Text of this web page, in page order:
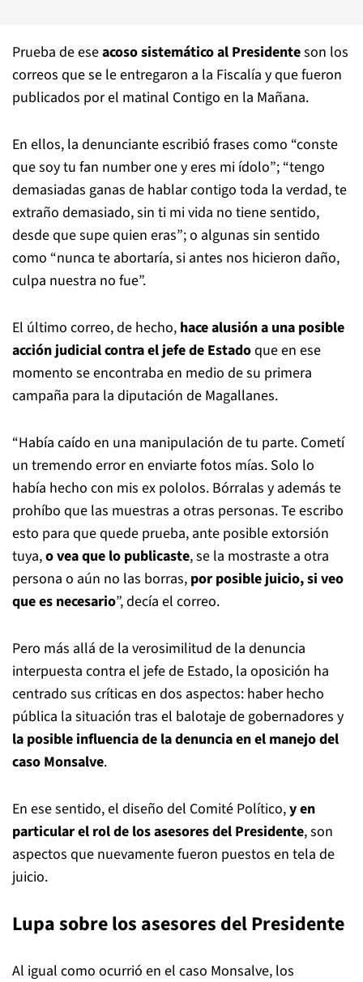
Prueba de eseacoso sistemático al Presidenteson los
correos que se le entregaron a la Fiscalía y que fueron
publicados por el matinal Contigo en la Mañana.
En ellos, la denunciante escribió frases como “conste
que soy tu fan number one y eres mi ídolo”; “tengo
demasiadas ganas de hablar contigo toda la verdad, te
extraño demasiado, sin ti mi vida no tiene sentido,
desde que supe quien eras”; o algunas sin sentido
como “nunca te abortaría, si antes nos hicieron daño,
culpa nuestra no fue”.
El último correo, de hecho, hace alusión a una posible
acción judicial contra el jefe de Estadoque en ese
momento se encontraba en medio de su primera
campaña para la diputación de Magallanes.
“Había caído en una manipulación de tu parte. Cometí
un tremendo error en enviarte fotos mías. Solo lo
había hecho con mis ex pololos. Bórralas y además te
prohíbo que las muestras a otras personas. Te escribo
esto para que quede prueba, ante posible extorsión
tuya,o vea que lo publicaste, se la mostraste a otra
persona o aún no las borras, por posible juicio, si veo
que es necesario”, decía el correo.
Pero más allá de la verosimilitud de la denuncia
interpuesta contra el jefe de Estado, la oposición ha
centrado sus críticas en dos aspectos: haber hecho
pública la situación tras el balotaje de gobernadores y
la posible influencia de la denuncia en el manejo del
caso Monsalve.
En ese sentido, el diseño del Comité Político,y en
particular el rol de los asesores del Presidente, son
aspectos que nuevamente fueron puestos en tela de
juicio.
Lupa sobre los asesores del Presidente
Al igual como ocurrió en el caso Monsalve, los